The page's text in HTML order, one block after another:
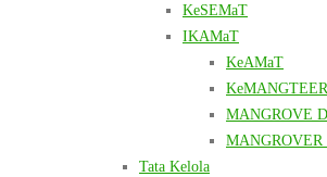
KeSEMaT
IKAMaT
KeAMaT
KeMANGTEER
MANGROVE
Tata Kelola